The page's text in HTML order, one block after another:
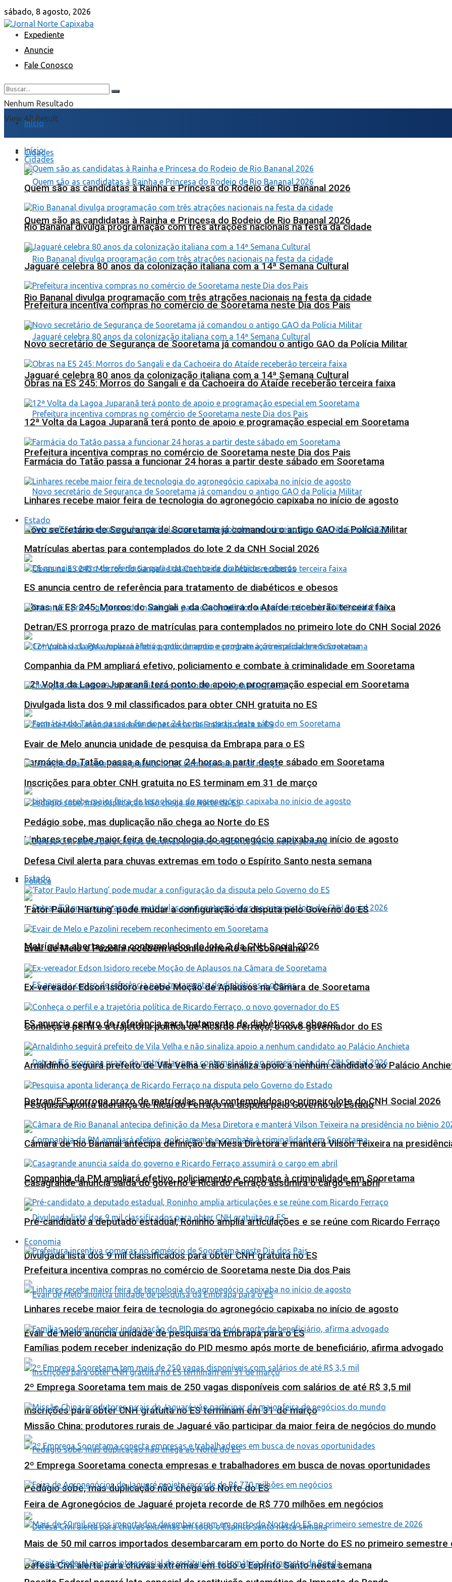
sábado, 8 agosto, 2026
Expediente
Anuncie
Fale Conosco
Nenhum Resultado
View All Result
Início
Cidades
Quem são as candidatas à Rainha e Princesa do Rodeio de Rio Bananal 2026
Rio Bananal divulga programação com três atrações nacionais na festa da cidade
Jaguaré celebra 80 anos da colonização italiana com a 14ª Semana Cultural
Prefeitura incentiva compras no comércio de Sooretama neste Dia dos Pais
Novo secretário de Segurança de Sooretama já comandou o antigo GAO da Polícia Militar
Obras na ES 245: Morros do Sangali e da Cachoeira do Ataíde receberão terceira faixa
12ª Volta da Lagoa Juparanã terá ponto de apoio e programação especial em Sooretama
Farmácia do Tatão passa a funcionar 24 horas a partir deste sábado em Sooretama
Linhares recebe maior feira de tecnologia do agronegócio capixaba no início de agosto
Estado
Matrículas abertas para contemplados do lote 2 da CNH Social 2026
ES anuncia centro de referência para tratamento de diabéticos e obesos
Detran/ES prorroga prazo de matrículas para contemplados no primeiro lote do CNH Social 2026
Companhia da PM ampliará efetivo, policiamento e combate à criminalidade em Sooretama
Divulgada lista dos 9 mil classificados para obter CNH gratuita no ES
Evair de Melo anuncia unidade de pesquisa da Embrapa para o ES
Inscrições para obter CNH gratuita no ES terminam em 31 de março
Pedágio sobe, mas duplicação não chega ao Norte do ES
Defesa Civil alerta para chuvas extremas em todo o Espírito Santo nesta semana
Início
Cidades
Quem são as candidatas à Rainha e Princesa do Rodeio de Rio Bananal 2026
Rio Bananal divulga programação com três atrações nacionais na festa da cidade
Jaguaré celebra 80 anos da colonização italiana com a 14ª Semana Cultural
Prefeitura incentiva compras no comércio de Sooretama neste Dia dos Pais
Novo secretário de Segurança de Sooretama já comandou o antigo GAO da Polícia Militar
Obras na ES 245: Morros do Sangali e da Cachoeira do Ataíde receberão terceira faixa
12ª Volta da Lagoa Juparanã terá ponto de apoio e programação especial em Sooretama
Farmácia do Tatão passa a funcionar 24 horas a partir deste sábado em Sooretama
Linhares recebe maior feira de tecnologia do agronegócio capixaba no início de agosto
Estado
Matrículas abertas para contemplados do lote 2 da CNH Social 2026
ES anuncia centro de referência para tratamento de diabéticos e obesos
Detran/ES prorroga prazo de matrículas para contemplados no primeiro lote do CNH Social 2026
Companhia da PM ampliará efetivo, policiamento e combate à criminalidade em Sooretama
Divulgada lista dos 9 mil classificados para obter CNH gratuita no ES
Evair de Melo anuncia unidade de pesquisa da Embrapa para o ES
Inscrições para obter CNH gratuita no ES terminam em 31 de março
Pedágio sobe, mas duplicação não chega ao Norte do ES
Defesa Civil alerta para chuvas extremas em todo o Espírito Santo nesta semana
Política
‘Fator Paulo Hartung’ pode mudar a configuração da disputa pelo Governo do ES
Evair de Melo e Pazolini recebem reconhecimento em Sooretama
Ex-vereador Edson Isidoro recebe Moção de Aplausos na Câmara de Sooretama
Conheça o perfil e a trajetória política de Ricardo Ferraço, o novo governador do ES
Arnaldinho seguirá prefeito de Vila Velha e não sinaliza apoio a nenhum candidato ao Palácio
Pesquisa aponta liderança de Ricardo Ferraço na disputa pelo Governo do Estado
Câmara de Rio Bananal antecipa definição da Mesa Diretora e manterá Vilson Teixeira na
Casagrande anuncia saída do governo e Ricardo Ferraço assumirá o cargo em abril
Pré-candidato a deputado estadual, Roninho amplia articulações e se reúne com Ricardo Ferraço
Economia
Prefeitura incentiva compras no comércio de Sooretama neste Dia dos Pais
Linhares recebe maior feira de tecnologia do agronegócio capixaba no início de agosto
Famílias podem receber indenização do PID mesmo após morte de beneficiário, afirma advogado
2º Emprega Sooretama tem mais de 250 vagas disponíveis com salários de até R$ 3,5 mil
Missão China: produtores rurais de Jaguaré vão participar da maior feira de negócios do mundo
2º Emprega Sooretama conecta empresas e trabalhadores em busca de novas oportunidades
Feira de Agronegócios de Jaguaré projeta recorde de R$ 770 milhões em negócios
Mais de 50 mil carros importados desembarcaram em porto do Norte do ES no primeiro semestre